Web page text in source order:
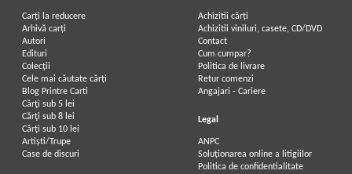
Carți la reducere
Arhivă carți
Autori
Edituri
Colecții
Cele mai căutate cărți
Blog Printre Carti
Cărţi sub 5 lei
Cărţi sub 8 lei
Cărţi sub 10 lei
Artiști/Trupe
Case de discuri
Achizitii cărți
Achizitii viniluri, casete, CD/DVD
Contact
Cum cumpar?
Politica de livrare
Retur comenzi
Angajari - Cariere
Legal
ANPC
Soluționarea online a litigiilor
Politica de confidentialitate